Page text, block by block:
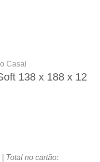
Casal
138 x 188 x 12
Total no cartão: